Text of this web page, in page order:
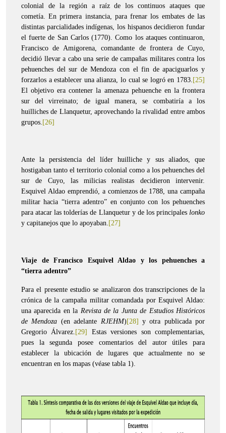
colonial de la región a raíz de los continuos ataques que
cometía. En primera instancia, para frenar los embates de las
distintas parcialidades indígenas, los hispanos decidieron fundar
el fuerte de San Carlos (1770). Como los ataques continuaron,
Francisco de Amigorena, comandante de frontera de Cuyo,
decidió llevar a cabo una serie de campañas militares contra los
pehuenches del sur de Mendoza con el fin de apaciguarlos y
forzarlos a establecer una alianza, lo cual se logró en 1783. [25]
El objetivo era contener la amenaza pehuenche en la frontera
sur del virreinato; de igual manera, se combatiría a los
huilliches de Llanquetur, aprovechando la rivalidad entre ambos
grupos. [26]
Ante la persistencia del líder huilliche y sus aliados, que
hostigaban tanto el territorio colonial como a los pehuenches del
sur de Cuyo, las milicias realistas decidieron intervenir.
Esquivel Aldao emprendió, a comienzos de 1788, una campaña
militar hacia “tierra adentro” en conjunto con los pehuenches
para atacar las tolderías de Llanquetur y de los principales lonko
y capitanejos que lo apoyaban. [27]
Viaje de Francisco Esquivel Aldao y los pehuenches a
“tierra adentro”
Para el presente estudio se analizaron dos transcripciones de la
crónica de la campaña militar comandada por Esquivel Aldao:
una aparecida en la Revista de la Junta de Estudios Históricos
de Mendoza (en adelante RJEHM) [28] y otra publicada por
Gregorio Álvarez. [29]
Estas versiones son complementarias,
pues la segunda posee comentarios del autor útiles para
establecer la ubicación de lugares que actualmente no se
encuentran en los mapas (véase tabla 1).